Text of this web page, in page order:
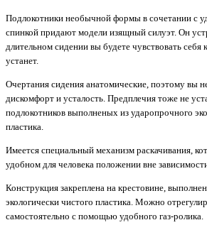
Подлокотники необычной формы в сочетании с
спинкой придают модели изящный силуэт. Он
длительном сидении вы будете чувствовать
устанет.
Очертания сидения анатомические, поэтому вы
дискомфорт и усталость. Предплечия тоже не
подлокотников выполненых из ударопрочного
пластика.
Имеется специальный механизм раскачивания,
удобном для человека положении вне
Конструкция закреплена на крестовине,
экологически чистого пластика. Можно
самостоятельно с помощью удобного газ-ролика.